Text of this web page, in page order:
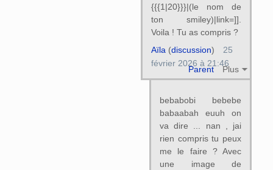
{{{1|20}}}|(le nom de
ton smiley)|link=]].
Voila ! Tu as compris ?
Parent Plus
Aïla(discussion)
25
février 2026 à 21:46
bebabobi bebebe
babaabah euuh on
va dire ... nan , jai
rien compris tu peux
me le faire ? Avec
une image de